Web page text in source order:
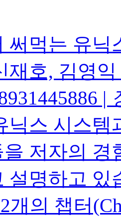
써먹는 유
재호, 김영익
|
닉스 시스
저자의 경
설명하고 있
개의 챕터